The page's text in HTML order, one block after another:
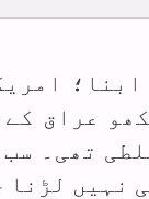
ابنا؛
عراق
تھی۔
نہیں لڑنا